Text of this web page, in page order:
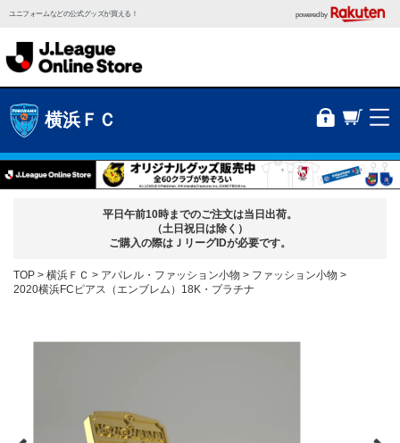
ユニフォームなどの公式グッズが買える！ powered by
横浜ＦＣ
平日午前10時までのご注文は当日出荷。
（土日祝日は除く）
ご購入の際はＪリーグIDが必要です。
TOP 横浜ＦＣ アパレル・ファッション小物
ファッション小物
2020横浜FCピアス（エンブレム）18K・プラチナ